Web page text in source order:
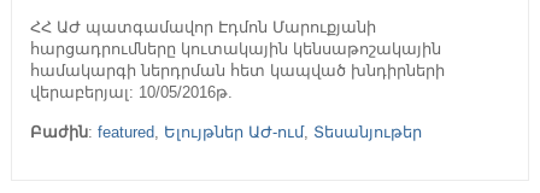
ՀՀ ԱԺ պատգամավոր Էդմոն Մարուքյանի
հարցադրումները կուտակային կենսաթոշակային
համակարգի ներդրման հետ կապված խնդիրների
վերաբերյալ: 10/05/2016թ.
Բաժին: featured, Ելույթներ ԱԺ-ում, Տեսանյութեր